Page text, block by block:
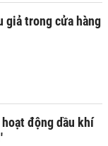
giả trong cửa hàng
động dầu khí